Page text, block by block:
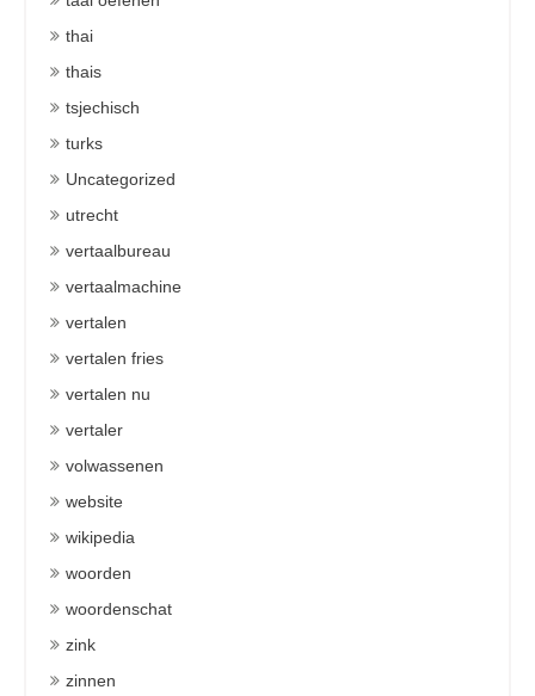
thai
thais
tsjechisch
turks
Uncategorized
utrecht
vertaalbureau
vertaalmachine
vertalen
vertalen fries
vertalen nu
vertaler
volwassenen
website
wikipedia
woorden
woordenschat
zink
zinnen